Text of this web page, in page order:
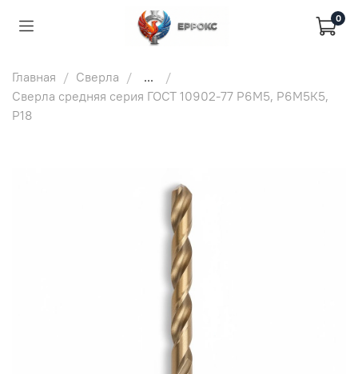
0
Главная Сверла
...
Сверла средняя серия ГОСТ 10902-77 Р6М5, Р6М5К5,
Р18